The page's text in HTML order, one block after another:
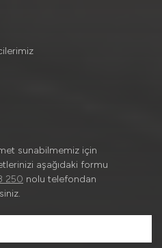
sunabilmemiz için
aşağıdaki formu
250 nolu telefondan